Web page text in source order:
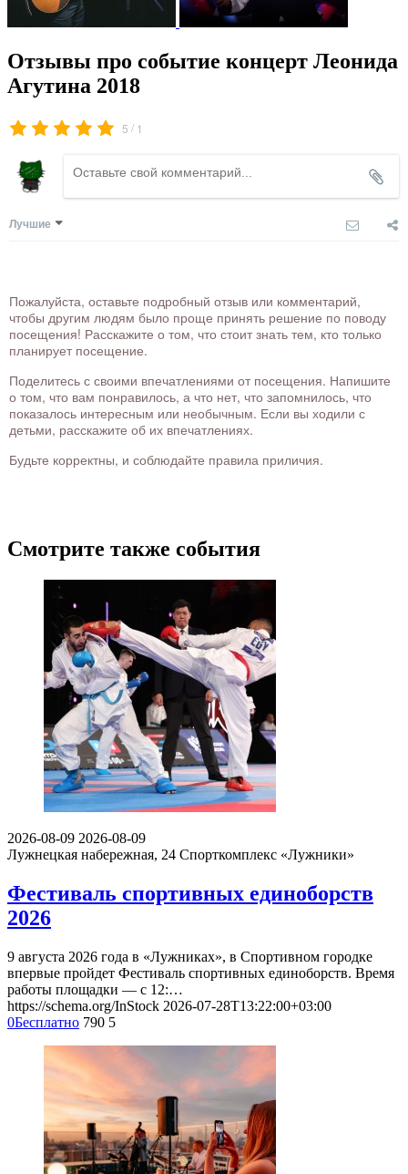
Отзывы про событие концерт Леонида
Агутина 2018
5 / 1
Лучшие
Пожалуйста, оставьте подробный отзыв или комментарий,
чтобы другим людям было проще принять решение по поводу
посещения! Расскажите о том, что стоит знать тем, кто только
планирует посещение.
Поделитесь с своими впечатлениями от посещения. Напишите
о том, что вам понравилось, а что нет, что запомнилось, что
показалось интересным или необычным. Если вы ходили с
детьми, расскажите об их впечатлениях.
Будьте корректны, и соблюдайте правила приличия.
Смотрите также события
2026-08-09 2026-08-09
Лужнецкая набережная, 24 Спорткомплекс «Лужники»
Фестиваль спортивных единоборств
2026
9 августа 2026 года в «Лужниках», в Спортивном городке
впервые пройдет Фестиваль спортивных единоборств. Время
работы площадки — с 12:…
https://schema.org/InStock 2026-07-28T13:22:00+03:00
0Бесплатно 790 5